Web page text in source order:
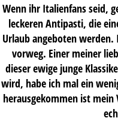
Wenn ihr Italienfans seid,
leckeren Antipasti, die
Urlaub angeboten werden.
vorweg. Einer meiner
dieser ewige junge
wird, habe ich mal ein
herausgekommen ist